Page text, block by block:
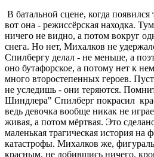
В батальной сцене, когда
вот она - режиссёрская находка.
ничего не видно, а потом вокруг
снега. Но нет, Михалков не
Спилбергу делал - не меньше, а
оно бутафорское, а потому нет к
много второстепенных героев.
не уследишь - они теряются.
Шиндлера" Спилберг покрасил
ведь девочка вообще никак не
живая, а потом мёртвая. Это
маленькая трагическая история на
катастрофы. Михалков же,
красным, не добившись ничего,